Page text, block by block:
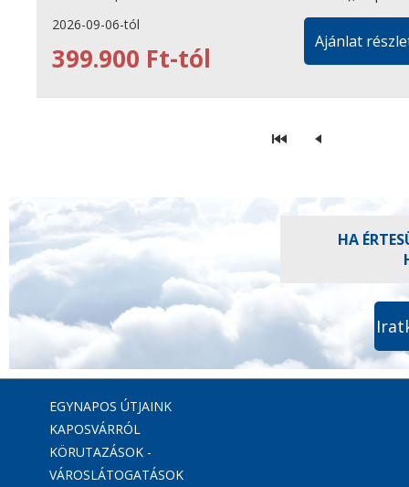
2026-09-06-tól
399.900 Ft-tól
Ajánlat
HA
EGYNAPOS ÚTJAINK
KAPOSVÁRRÓL
KÖRUTAZÁSOK -
VÁROSLÁTOGATÁSOK